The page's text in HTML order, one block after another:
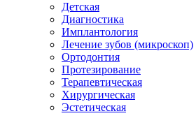
Детская
Диагностика
Имплантология
Лечение зубов (микроскоп)
Ортодонтия
Протезирование
Терапевтическая
Хирургическая
Эстетическая